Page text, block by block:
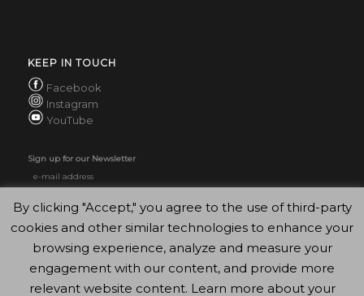
KEEP IN TOUCH
Facebook
Instagram
YouTube
Sign up for our Newsletter
By clicking "Accept," you agree to the use of third-party
cookies and other similar technologies to enhance your
browsing experience, analyze and measure your
engagement with our content, and provide more
relevant website content. Learn more about your